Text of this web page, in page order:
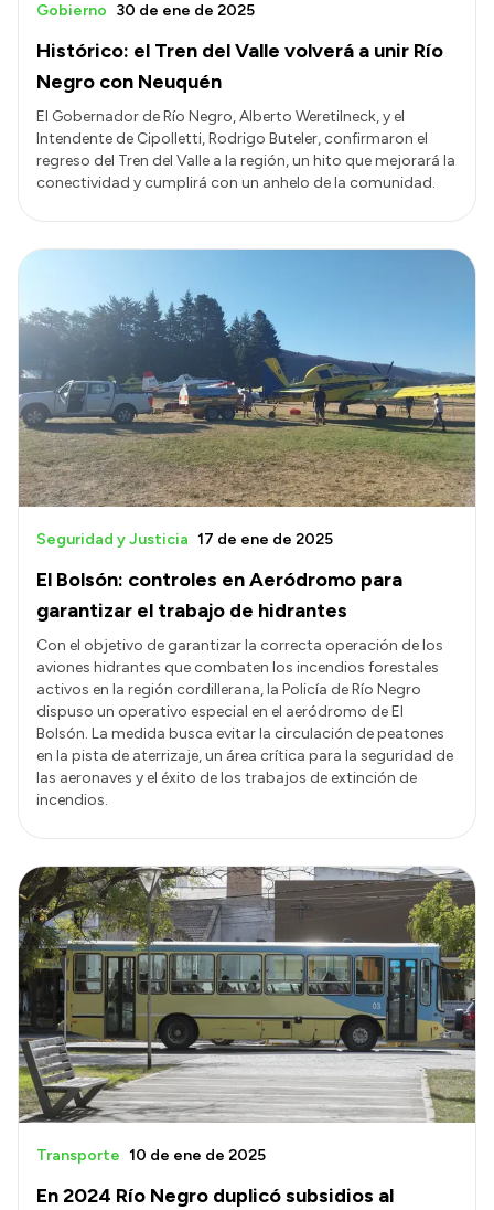
Histórico: el Tren del Valle volverá a unir Río
Negro con Neuquén
Gobierno 30 de ene de 2025
El Gobernador de Río Negro, Alberto Weretilneck, y el
Intendente de Cipolletti, Rodrigo Buteler, confirmaron el
regreso del Tren del Valle a la región, un hito que mejorará la
conectividad y cumplirá con un anhelo de la comunidad.
El Bolsón: controles en Aeródromo para
garantizar el trabajo de hidrantes
Seguridad y Justicia 17 de ene de 2025
Con el objetivo de garantizar la correcta operación de los
aviones hidrantes que combaten los incendios forestales
activos en la región cordillerana, la Policía de Río Negro
dispuso un operativo especial en el aeródromo de El
Bolsón. La medida busca evitar la circulación de peatones
en la pista de aterrizaje, un área crítica para la seguridad de
las aeronaves y el éxito de los trabajos de extinción de
incendios.
En 2024 Río Negro duplicó subsidios al
Transporte 10 de ene de 2025